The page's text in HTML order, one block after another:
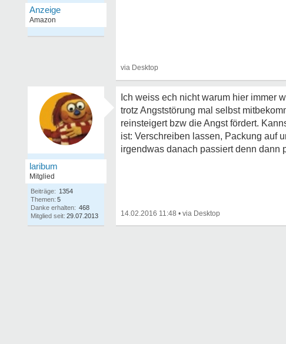
laribum
Mitglied
Beiträge: 1354
Themen: 5
Danke erhalten: 468
Mitglied seit: 29.07.2013
Ich weiss ech nicht warum hier immer
trotz Angststörung mal selbst
reinsteigert bzw die Angst fördert.
ist: Verschreiben lassen, Packung auf
irgendwas danach passiert denn dann
14.02.2016 11:48 •